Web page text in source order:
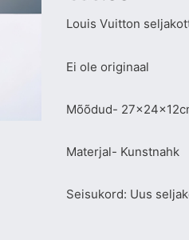
Louis Vuitton
Ei ole originaal
Mõõdud-
Materjal- Kunstnahk
Seisukord: Uus